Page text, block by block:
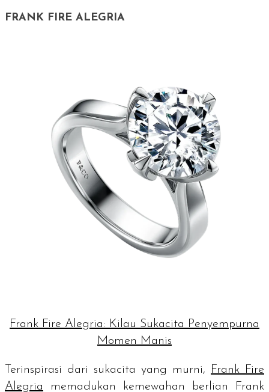
FRANK FIRE ALEGRIA
Frank Fire Alegria: Kilau Sukacita Penyempurna
Momen Manis
Terinspirasi dari sukacita yang murni,
Frank Fire
Alegria memadukan kemewahan berlian Frank